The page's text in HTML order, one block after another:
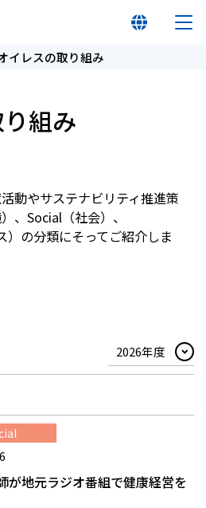
オイレスとは
製品
採用
お問い合わせ
イレスの取り組み
組み
動やサステナビリティ推進策
、Social（社会）、
）の分類にそってご紹介しま
が地元ラジオ番組で健康経営を